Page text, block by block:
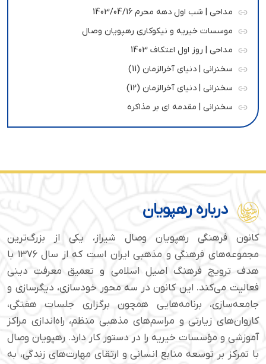
مداحی | شب اول دهه محرم 1403/04/16
موسسات خیریه و نیکوکاری رهپویان وصال
مداحی | روز اول اعتکاف 1403
سخنرانی | دنیای آخرالزمان (11)
سخنرانی | دنیای آخرالزمان (12)
سخنرانی | مقدمه ای بر مذاکره
درباره رهپویان
کانون فرهنگی رهپویان وصال شیراز، یکی از بزرگ‌ترین
مجموعه‌های فرهنگی و مذهبی ایران است که از سال ۱۳۷۶ با
هدف ترویج فرهنگ اصیل اسلامی و تعمیق معرفت دینی
فعالیت می‌کند. این کانون در سه محور خودسازی، دیگرسازی و
جامعه‌سازی، برنامه‌هایی همچون برگزاری جلسات هفتگی،
کاروان‌های زیارتی و مراسم‌های مذهبی منظم، راه‌اندازی مراکز
آموزشی و مؤسسات خیریه را در دستور کار دارد. رهپویان وصال
با تمرکز بر توسعه منابع انسانی و ارتقای مهارت‌های زندگی، به